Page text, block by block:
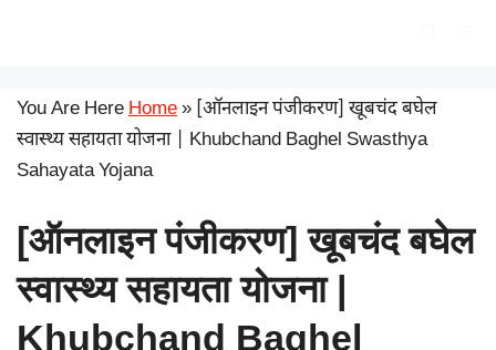
You Are HereHome» [ऑनलाइन पंजीकरण] खूबचंद बघेल
स्वास्थ्य सहायता योजना | Khubchand Baghel Swasthya
Sahayata Yojana
[ऑनलाइन पंजीकरण] खूबचंद बघेल
स्वास्थ्य सहायता योजना |
Khubchand Baghel